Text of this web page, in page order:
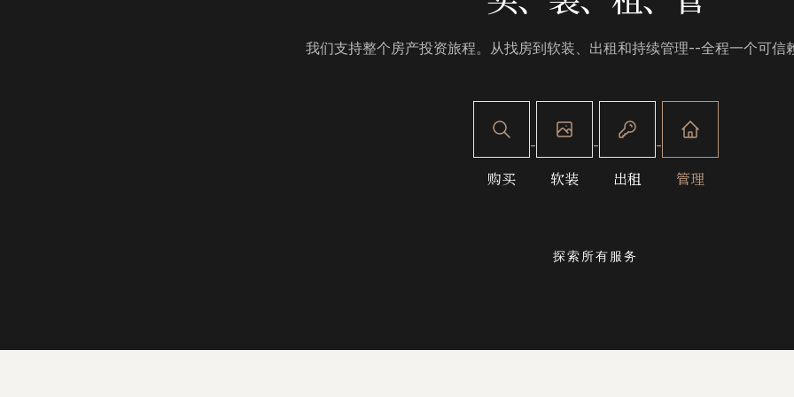
我们支持整个房产投资旅程。从找房到软装、出租和持续管理--全程一个可信
购买
-
软装
-
出租
-
管理
探索所有服务